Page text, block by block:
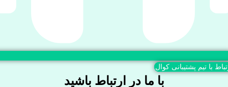
با تیم پشتیبانی کوال
با ما در ارتباط باشید